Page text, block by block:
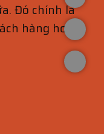
Đó chính là
hàng hơn